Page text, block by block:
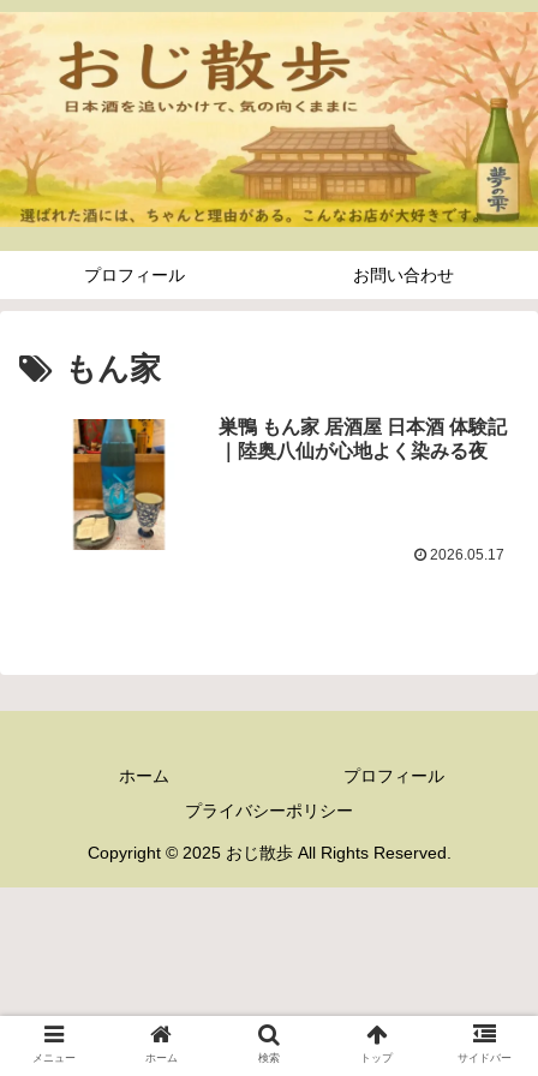
プロフィール お問い合わせ
もん家
巣鴨 もん家 居酒屋 日本酒 体験記
｜陸奥八仙が心地よく染みる夜
2026.05.17
ホーム
プロフィール
プライバシーポリシー
Copyright © 2025 おじ散歩 All Rights Reserved.
メニュー ホーム 検索 トップ サイドバー